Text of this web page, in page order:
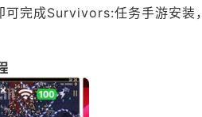
完成Survivors:任务手游安装，